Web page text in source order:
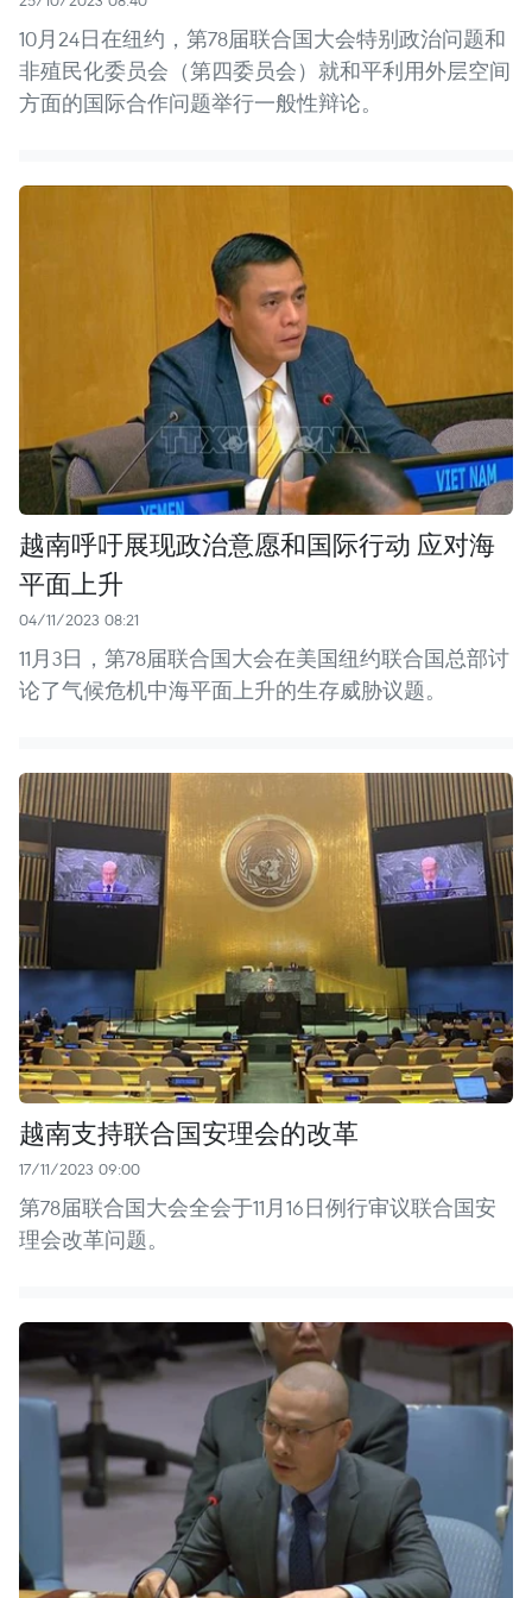
10月24日在纽约，第78届联合国大会特别政治问题和
非殖民化委员会（第四委员会）就和平利用外层空间
方面的国际合作问题举行一般性辩论。
越南呼吁展现政治意愿和国际行动 应对海
平面上升
04/11/2023 08:21
11月3日，第78届联合国大会在美国纽约联合国总部讨
论了气候危机中海平面上升的生存威胁议题。
越南支持联合国安理会的改革
17/11/2023 09:00
第78届联合国大会全会于11月16日例行审议联合国安
理会改革问题。